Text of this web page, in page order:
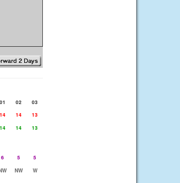
01 02
03
14 14
13
14 14
13
6 5
5
NW
W